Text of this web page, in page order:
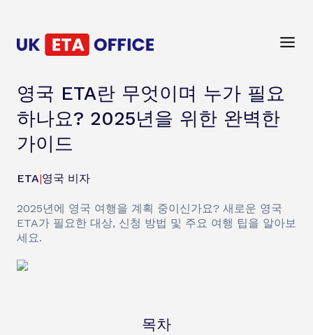
영국 ETA란 무엇이며 누가 필요
하나요? 2025년을 위한 완벽한
가이드
ETA|영국 비자
2025년에 영국 여행을 계획 중이신가요? 새로운 영국
ETA가 필요한 대상, 신청 방법 및 주요 여행 팁을 알아보
세요.
목차